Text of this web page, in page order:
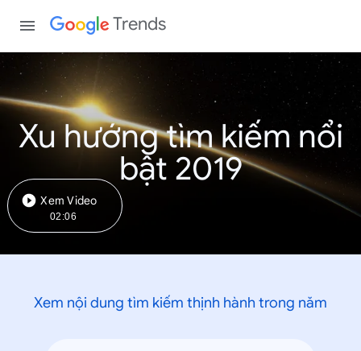
Trends
Xu hướng tìm kiếm nổi
bật 2019
Xem Video
02:06
Xem nội dung tìm kiếm thịnh hành trong năm